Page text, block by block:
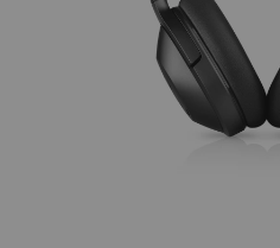
übermittelt werden.
Weitere
Datenschutzerklärung unter